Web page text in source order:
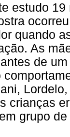
estudo
quando
As
de
crianças
grupo